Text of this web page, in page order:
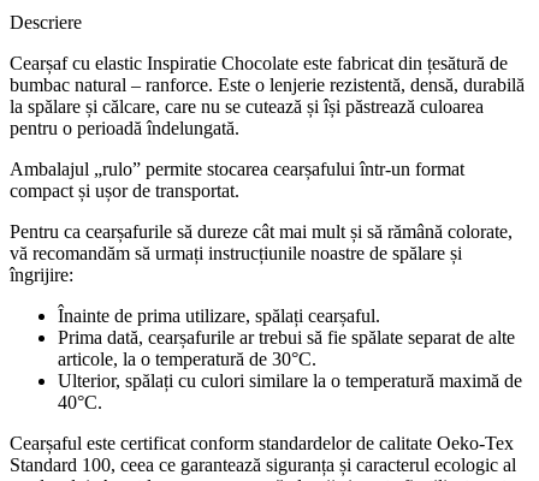
Descriere
Cearșaf cu elastic Inspiratie Chocolate este fabricat din țesătură de
bumbac natural – ranforce. Este o lenjerie rezistentă, densă, durabilă
la spălare și călcare, care nu se cutează și își păstrează culoarea
pentru o perioadă îndelungată.
Ambalajul „rulo” permite stocarea cearșafului într-un format
compact și ușor de transportat.
Pentru ca cearșafurile să dureze cât mai mult și să rămână colorate,
vă recomandăm să urmați instrucțiunile noastre de spălare și
îngrijire:
Înainte de prima utilizare, spălați cearșaful.
Prima dată, cearșafurile ar trebui să fie spălate separat de alte
articole, la o temperatură de 30°C.
Ulterior, spălați cu culori similare la o temperatură maximă de
40°C.
Cearșaful este certificat conform standardelor de calitate Oeko-Tex
Standard 100, ceea ce garantează siguranța și caracterul ecologic al